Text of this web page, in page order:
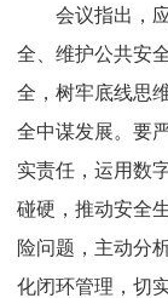
会议指出，
全、维护公共安
全，树牢底线思
全中谋发展。要
实责任，运用数
碰硬，推动安全
险问题，主动分
化闭环管理，切